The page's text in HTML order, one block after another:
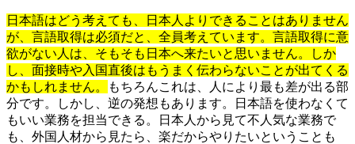
日本語はどう考えても、日本人よりできることはありません
が、言語取得は必須だと、全員考えています。言語取得に意
欲がない人は、そもそも日本へ来たいと思いません。しか
し、面接時や入国直後はもうまく伝わらないことが出てくる
かもしれません。
もちろんこれは、人により最も差が出る部
分です。しかし、逆の発想もあります。日本語を使わなくて
もいい業務を担当できる。日本人から見て不人気な業務で
も、外国人材から見たら、楽だからやりたいということも